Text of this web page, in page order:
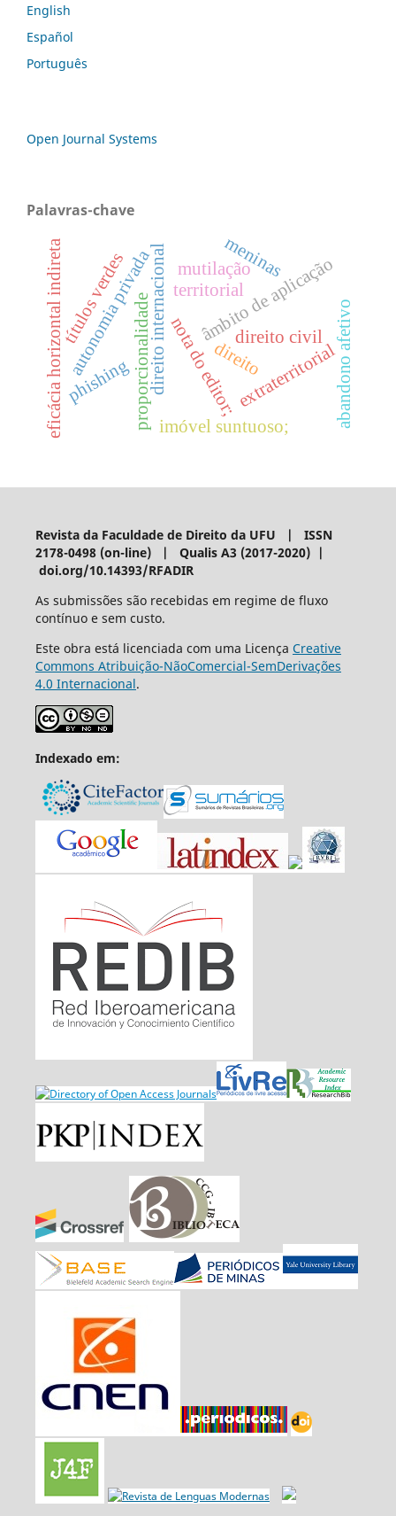
English
Español
Português
Open Journal Systems
Palavras-chave
direito
direito internacionalnota do editor;
âmbito de aplicação
territorial
extraterritorial
autonomia privada
eficácia horizontal indireta proporcionalidade
phishing abandono afetivo
títulos verdes
imóvel suntuoso;
direito civil
mutilaçãomeninas
Revista da Faculdade de Direito da UFU | ISSN
2178-0498 (on-line) | Qualis A3 (2017-2020) |
doi.org/10.14393/RFADIR
As submissões são recebidas em regime de fluxo
contínuo e sem custo.
Este obra está licenciada com uma Licença Creative
Commons Atribuição-NãoComercial-SemDerivações
4.0 Internacional.
Indexado em: